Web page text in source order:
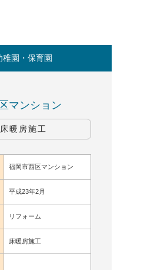
稚園・保育園
マンション
床暖房施工
福岡市西区マンション
平成23年2月
リフォーム
床暖房施工